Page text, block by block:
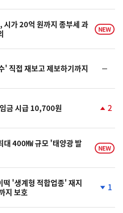
승
시가 20억 원까지 종부세 과
NEW
' 직접 재보고 제보하기까지
일
금 시급 10,700원
승
2
대 400㎿ 규모 '태양광 발
NEW
떡 '생계형 적합업종' 재지
지 보호
1